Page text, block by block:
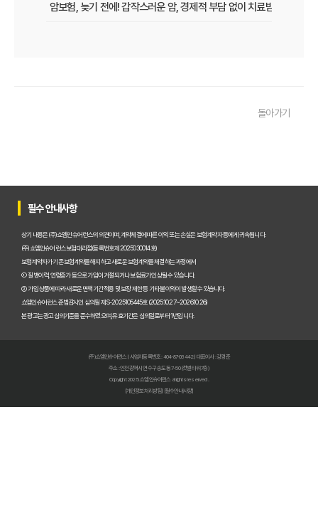
암보험, 늦기 전에! 갑작스러운 암, 경제적 부담 없이 치료받는 방법
50대 암보험, 지금 가입하면 딱! 후회없는 선택, 핵심 비교분석
암보험 비교, 2026년 숨겨진 혜택까지 꼼꼼하게 파헤쳐 드립니다!
암보험 늦기 전에! 지금 가입해야만 하는 결정적 이유
암보험 진단비, 지금 준비하면 1억 더 받는 비법!
암 걱정 끝! 낸 보험료 100% 환급받는 완벽한 암보험 선택 가이드
50대 암보험, 숨겨진 보장 찾고 후회없이 선택하는 비법!
암보험금, 몰라서 못 받는 돈? 2026년 지급 기준 핵심 파헤치기
암보험 비교 끝판왕: 2026년 가장 현명한 선택, 숨겨진 꿀팁 대방출!
돌아가기
필수 안내사항
상기 내용은 (주)쇼엠인슈어런스의 의견이며, 계약체결에 따른 이익 또는 손실은 보험계약자 등에게 귀속됩니다.
(주)쇼엠인슈어런스 보험대리점(등록번호 제2025030014호)
보험계약자가 기존 보험계약을 해지하고 새로운 보험계약을 체결하는 과정에서
① 질병이력, 연령증가 등으로 가입이 거절되거나 보험료가 인상될 수 있습니다.
② 가입 상품에 따라 새로운 면책기간 적용 및 보장 제한 등 기타 불이익이 발생할 수 있습니다.
쇼엠인슈어런스 준법감시인 심의필 제S-2025105445호 (2025.10.27~2026.10.26)
본 광고는 광고심의기준을 준수하였으며, 유효기간은 심의일로부터 1년입니다.
(주)쇼엠인슈어런스 | 사업자등록번호 : 404-87-03442 | 대표이사 : 강경준
주소 : 인천광역시 연수구 송도동 7-50 (갯벌타워 7층)
Copyright 2025. 쇼엠인슈어런스 all rights reserved.
[개인정보처리방침] [필수안내사항]